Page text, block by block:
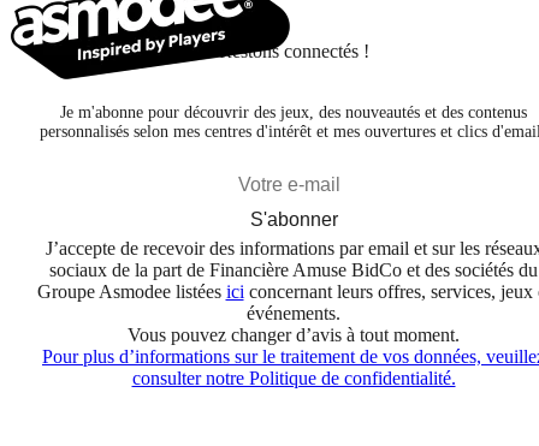
Restons connectés !
Je m'abonne pour découvrir des jeux, des nouveautés et des contenus
personnalisés selon mes centres d'intérêt et mes ouvertures et clics
S'abonner
J’accepte de recevoir des informations par email et sur les
sociaux de la part de Financière Amuse BidCo et des sociétés du
Groupe Asmodee listées ici concernant leurs offres, services, jeux
événements.
Vous pouvez changer d’avis à tout moment.
Pour plus d’informations sur le traitement de vos données,
consulter notre Politique de confidentialité.